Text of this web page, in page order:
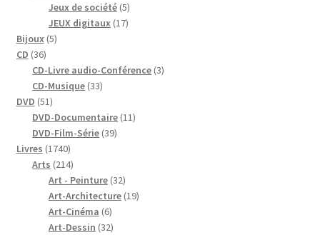
produits
Jeux de société 55
produits
JEUX digitaux 1717
Bijoux 55
CD 3636
produits
CD-Livre audio-Conférence 33
CD-Musique 3333
DVD 5151
produits
DVD-Documentaire 1111
DVD-Film-Série 3939
Livres 17401740
produits
Arts 214214
produits
Art - Peinture 3232
produits
Art-Architecture 1919
Art-Cinéma 66
produits
Art-Dessin 3232